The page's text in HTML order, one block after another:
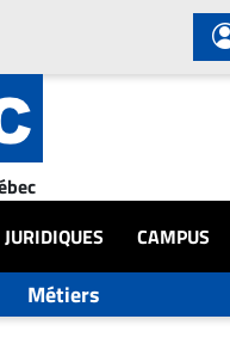
CAMPUS
Métiers